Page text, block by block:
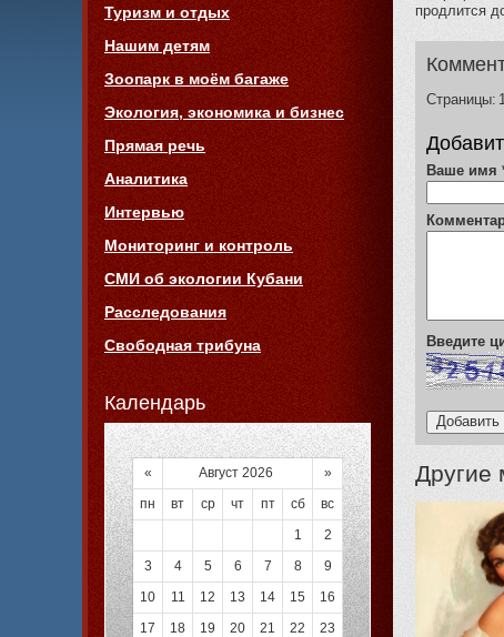
продлится
Страницы:
Ваше имя
Введите
Другие
Туризм и отдых
Нашим детям
Зоопарк в моём багаже
Экология, экономика и бизнес
Прямая речь
Аналитика
Интервью
Мониторинг и контроль
СМИ об экологии Кубани
Расследования
Свободная трибуна
Календарь
« Август 2026
»
пн
вт ср чт пт сб
вс
1
2
3
4 5 6 7 8
9
10
11 12 13 14 15
16
17
18 19 20 21 22
23